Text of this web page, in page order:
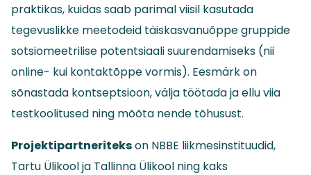
praktikas, kuidas saab parimal viisil kasutada
tegevuslikke meetodeid täiskasvanuõppe gruppide
sotsiomeetrilise potentsiaali suurendamiseks (nii
online- kui kontaktõppe vormis). Eesmärk on
sõnastada kontseptsioon, välja töötada ja ellu viia
testkoolitused ning mõõta nende tõhusust.
Projektipartneritekson NBBE liikmesinstituudid,
Tartu Ülikool ja Tallinna Ülikool ning kaks